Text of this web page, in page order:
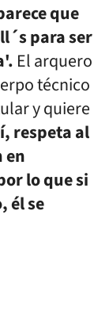
que
para ser
El arquero
técnico
y quiere
respeta al
en
lo que si
él se